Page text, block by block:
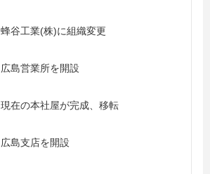
蜂谷工業(株)に組織変更
広島営業所を開設
現在の本社屋が完成、移転
広島支店を開設